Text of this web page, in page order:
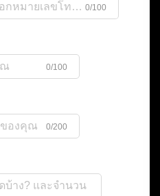
0/100
0/100
0/200